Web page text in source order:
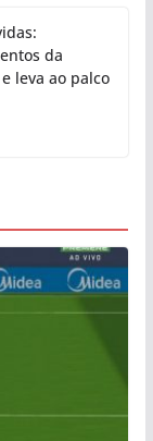
da
leva ao palco